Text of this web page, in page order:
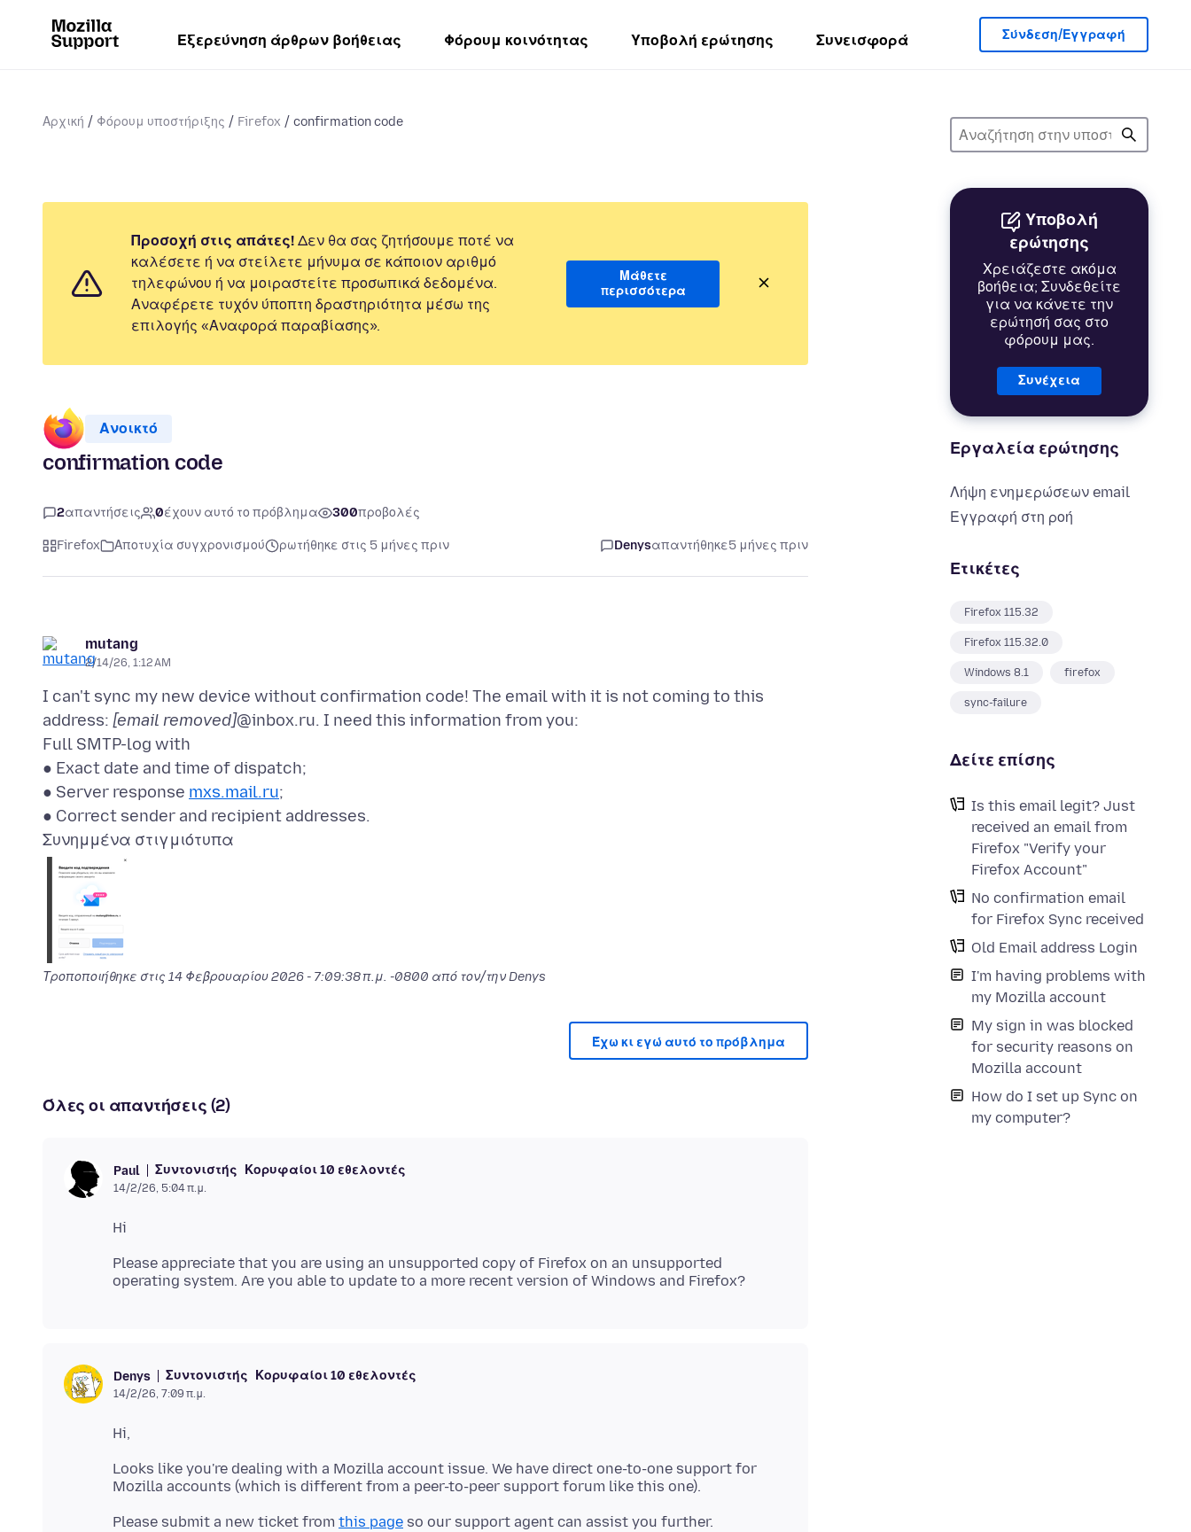
Εξερεύνηση άρθρων βοήθειας Φόρουμ κοινότητας Υποβολή ερώτησης Συνεισφορά Σύνδεση/Εγγραφή
Αρχική Φόρουμ υποστήριξης Firefox confirmation code
Υποβολή
ερώτησης
Χρειάζεστε ακόμα
βοήθεια; Συνδεθείτε
για να κάνετε την
ερώτησή σας στο
φόρουμ μας.
Συνέχεια
Εργαλεία ερώτησης
Λήψη ενημερώσεων email
Εγγραφή στη ροή
Ετικέτες
Firefox 115.32
Firefox 115.32.0
Windows 8.1 firefox
sync-failure
Δείτε επίσης
Is this email legit? Just
received an email from
Firefox "Verify your
Firefox Account"
No confirmation email
for Firefox Sync received
Old Email address Login
I'm having problems with
my Mozilla account
My sign in was blocked
for security reasons on
Mozilla account
How do I set up Sync on
my computer?
Προσοχή στις απάτες! Δεν θα σας ζητήσουμε ποτέ να
καλέσετε ή να στείλετε μήνυμα σε κάποιον αριθμό
τηλεφώνου ή να μοιραστείτε προσωπικά δεδομένα.
Αναφέρετε τυχόν ύποπτη δραστηριότητα μέσω της
επιλογής «Αναφορά παραβίασης».
Μάθετε
περισσότερα
Ανοικτό
confirmation code
2απαντήσεις 0έχουν αυτό το πρόβλημα 300προβολές
Firefox Αποτυχία συγχρονισμού ρωτήθηκε στις 5 μήνες πριν Denysαπαντήθηκε5 μήνες πριν
mutang
2/14/26, 1:12 AM
I can't sync my new device without confirmation code! The email with it is not coming to this
address: [email removed]@inbox.ru. I need this information from you:
Full SMTP-log with
● Exact date and time of dispatch;
● Server response mxs.mail.ru;
Συνημμένα στιγμιότυπα
Τροποποιήθηκε στις 14 Φεβρουαρίου 2026 - 7:09:38 π.μ. -0800 από τον/την Denys
Έχω κι εγώ αυτό το πρόβλημα
Όλες οι απαντήσεις (2)
Paul Συντονιστής Κορυφαίοι 10 εθελοντές
14/2/26, 5:04 π.μ.
Please appreciate that you are using an unsupported copy of Firefox on an unsupported
Denys Συντονιστής Κορυφαίοι 10 εθελοντές
14/2/26, 7:09 π.μ.
Looks like you're dealing with a Mozilla account issue. We have direct one-to-one support for
Please submit a new ticket from this page